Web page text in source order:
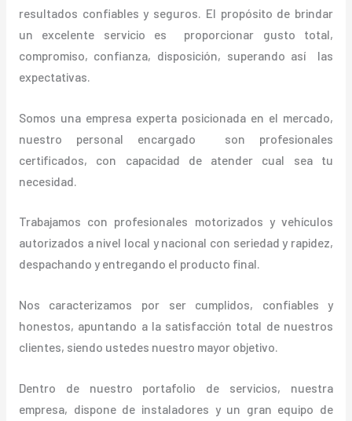
resultados confiables y seguros. El propósito de brindar
un excelente servicio es proporcionar gusto total,
compromiso, confianza, disposición, superando así las
expectativas.
Somos una empresa experta posicionada en el mercado,
nuestro personal encargado son profesionales
certificados, con capacidad de atender cual sea tu
necesidad.
Trabajamos con profesionales motorizados y vehículos
autorizados a nivel local y nacional con seriedad y rapidez,
despachando y entregando el producto final.
Nos caracterizamos por ser cumplidos, confiables y
honestos, apuntando a la satisfacción total de nuestros
clientes, siendo ustedes nuestro mayor objetivo.
Dentro de nuestro portafolio de servicios, nuestra
empresa, dispone de instaladores y un gran equipo de